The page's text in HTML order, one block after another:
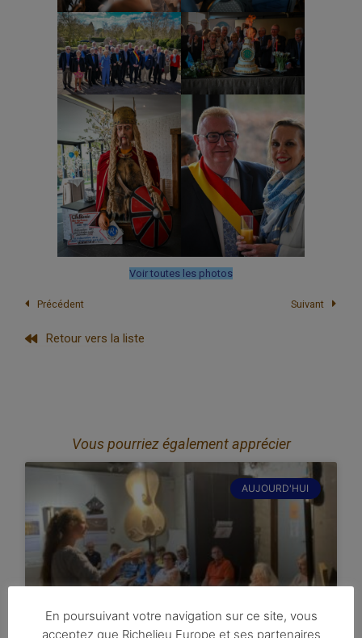
Voir toutes les photos
Précédent Suivant
Retour vers la liste
Vous pourriez également apprécier
AUJOURD'HUI
En poursuivant votre navigation sur ce site, vous
acceptez que Richelieu Europe et ses partenaires